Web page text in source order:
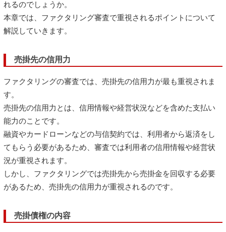
れるのでしょうか。
本章では、ファクタリング審査で重視されるポイントについて
解説していきます。
売掛先の信用力
ファクタリングの審査では、売掛先の信用力が最も重視されま
す。
売掛先の信用力とは、信用情報や経営状況などを含めた支払い
能力のことです。
融資やカードローンなどの与信契約では、利用者から返済をし
てもらう必要があるため、審査では利用者の信用情報や経営状
況が重視されます。
しかし、ファクタリングでは売掛先から売掛金を回収する必要
があるため、売掛先の信用力が重視されるのです。
売掛債権の内容